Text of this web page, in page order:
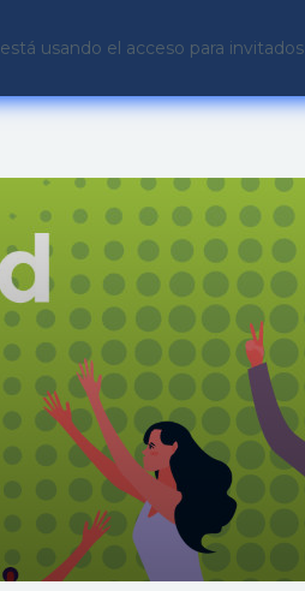
usando el acceso para invitados